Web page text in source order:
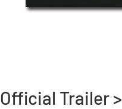
Official Trailer >